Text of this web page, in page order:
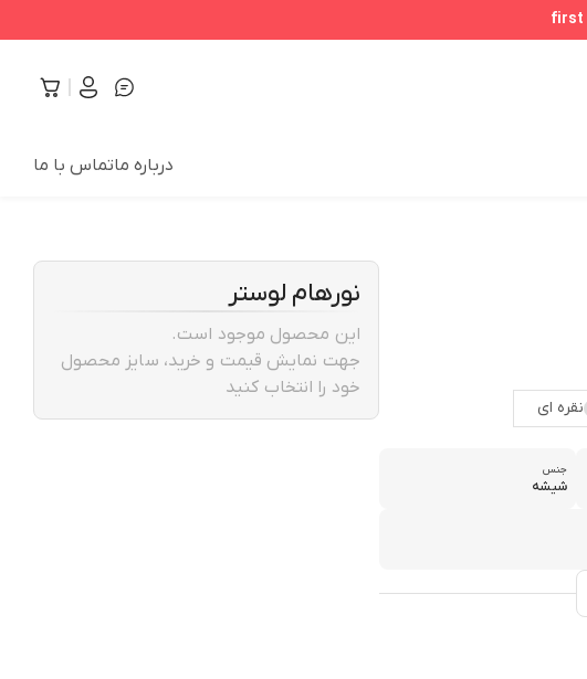
first
درباره ماتماس با ما
نقره ای
جنس
شیشه
نورهام لوستر
این محصول موجود است.
جهت نمایش قیمت و خرید، سایز محصول
خود را انتخاب کنید